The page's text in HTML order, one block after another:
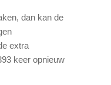
dan kan de
extra
keer opnieuw